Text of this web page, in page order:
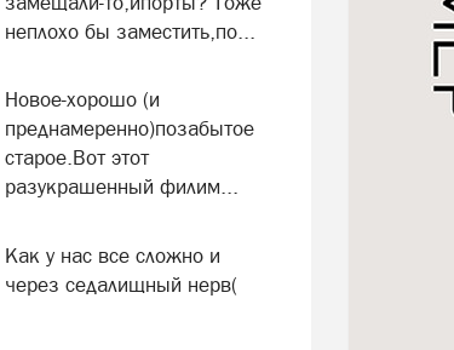
неплохо бы заместить,по...
Новое-хорошо (и
преднамеренно)позабытое
старое.Вот этот
разукрашенный филим...
Как у нас все сложно и
через седалищный нерв(